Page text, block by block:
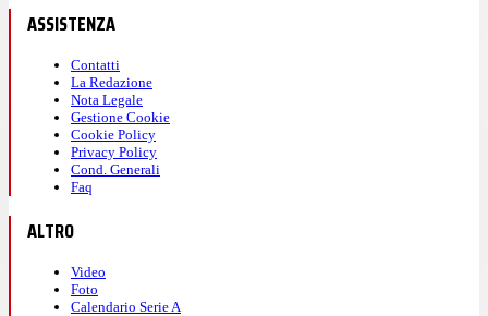
ASSISTENZA
Contatti
La Redazione
Nota Legale
Gestione Cookie
Cookie Policy
Privacy Policy
Cond. Generali
Faq
ALTRO
Video
Foto
Calendario Serie A